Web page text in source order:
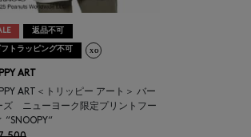
返品不可
フトラッピング不可
ART
ART＜トリッピー アート＞ バー
ズ ニューヨーク限定プリントフー
“SNOOPY“